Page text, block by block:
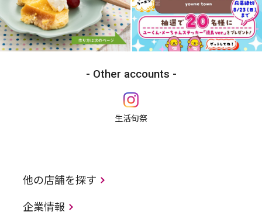
Other accounts
生活旬祭
他の店舗を探す
企業情報